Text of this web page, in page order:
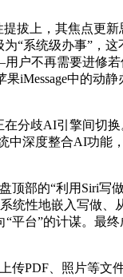
上，其焦点更新
“系统级办事”，
户不再需要进修
中的动
歧AI引擎间切
深度整合AI功能
部的“利用Siri写
统性地嵌入写做
台”的计谋。最
PDF、照片等文